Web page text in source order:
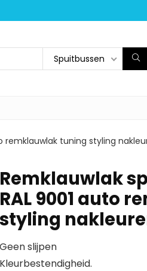
Spuitbussen
remklauwlak tuning styling
Remklauwlak
RAL 9001 auto
styling
Geen slijpen
Kleurbestendigheid.